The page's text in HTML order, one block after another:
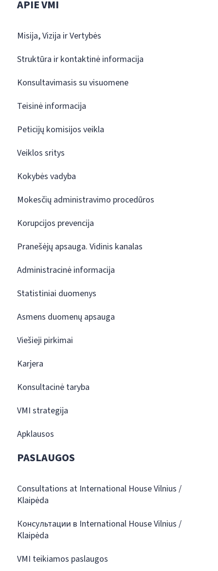
APIE VMI
Misija, Vizija ir Vertybės
Struktūra ir kontaktinė informacija
Konsultavimasis su visuomene
Teisinė informacija
Peticijų komisijos veikla
Veiklos sritys
Kokybės vadyba
Mokesčių administravimo procedūros
Korupcijos prevencija
Pranešėjų apsauga. Vidinis kanalas
Administracinė informacija
Statistiniai duomenys
Asmens duomenų apsauga
Viešieji pirkimai
Karjera
Konsultacinė taryba
VMI strategija
Apklausos
PASLAUGOS
Consultations at International House Vilnius /
Klaipėda
Консультации в International House Vilnius /
Klaipėda
VMI teikiamos paslaugos